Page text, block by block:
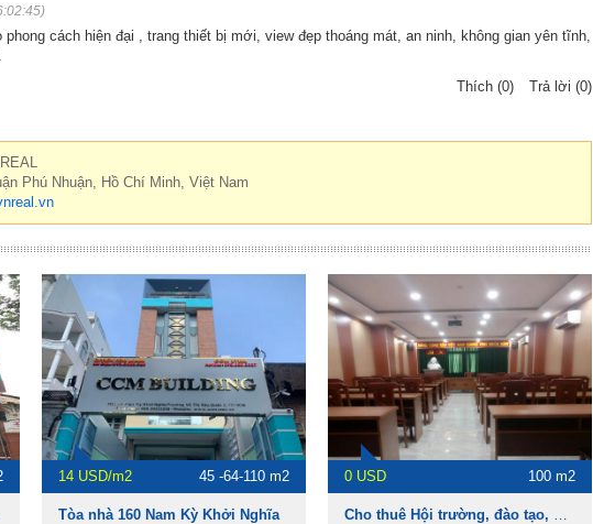
cách hiện đại , trang thiết bị mới, view đẹp thoáng mát, an ninh, không gian yên tĩnh,
Thích (0)
Trả lời (0)
Phú Nhuận, Hồ Chí Minh, Việt Nam
14 USD/m2 45 -64-110 m2
Tòa nhà 160 Nam Kỳ Khởi Nghĩa
0 USD 100 m2